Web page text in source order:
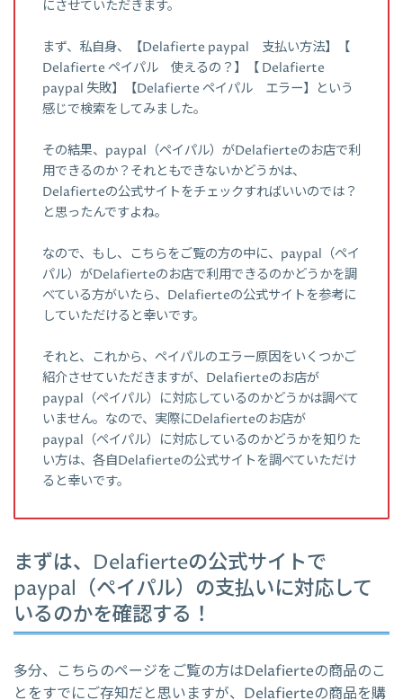
にさせていただきます。
まず、私自身、【Delafierte paypal 支払い方法】【
Delafierte ペイパル 使えるの？】【 Delafierte
paypal 失敗】【Delafierte ペイパル エラー】という
感じで検索をしてみました。
その結果、paypal（ペイパル）がDelafierteのお店で利
用できるのか？それともできないかどうかは、
Delafierteの公式サイトをチェックすればいいのでは？
と思ったんですよね。
なので、もし、こちらをご覧の方の中に、paypal（ペイ
パル）がDelafierteのお店で利用できるのかどうかを調
べている方がいたら、Delafierteの公式サイトを参考に
していただけると幸いです。
それと、これから、ペイパルのエラー原因をいくつかご
紹介させていただきますが、Delafierteのお店が
paypal（ペイパル）に対応しているのかどうかは調べて
いません。なので、実際にDelafierteのお店が
paypal（ペイパル）に対応しているのかどうかを知りた
い方は、各自Delafierteの公式サイトを調べていただけ
ると幸いです。
まずは、Delafierteの公式サイトで
paypal（ペイパル）の支払いに対応して
いるのかを確認する！
多分、こちらのページをご覧の方はDelafierteの商品のこ
とをすでにご存知だと思いますが、Delafierteの商品を購